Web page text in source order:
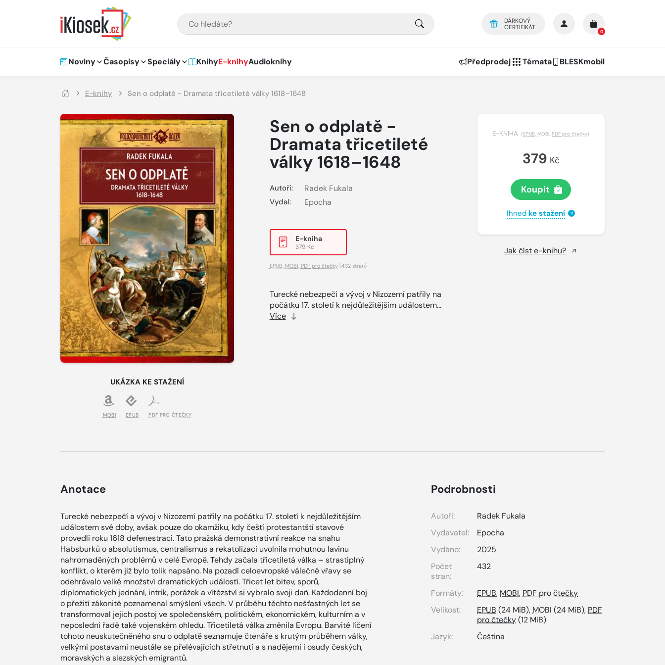
DÁRKOVÝ
CERTIFIKÁT
0
Hlavní navigace
Noviny Časopisy Speciály KnihyE-knihyAudioknihy Předprodej Témata BLESKmobil
E-knihy Sen o odplatě - Dramata třicetileté války 1618–1648
UKÁZKA KE STAŽENÍ
MOBI EPUB PDF PRO ČTEČKY
Sen o odplatě -
Dramata třicetileté
války 1618–1648
Autoři: Radek Fukala
Vydal: Epocha
E-kniha
379 Kč
EPUB MOBI PDF pro čtečky(432 stran)
Turecké nebezpečí a vývoj v Nizozemí patřily na
počátku 17. století k nejdůležitějším událostem...
Více
E-KNIHA (EPUB, MOBI, PDF pro čtečky)
379 Kč
Koupit
Ihned ke stažení ?
Jak číst e-knihu?
Anotace
Turecké nebezpečí a vývoj v Nizozemí patřily na počátku 17. století k nejdůležitějším
událostem své doby, avšak pouze do okamžiku, kdy čeští protestantští stavové
provedli roku 1618 defenestraci. Tato pražská demonstrativní reakce na snahu
Habsburků o absolutismus, centralismus a rekatolizaci uvolnila mohutnou lavinu
nahromaděných problémů v celé Evropě. Tehdy začala třicetiletá válka – strastiplný
konflikt, o kterém již bylo tolik napsáno. Na pozadí celoevropské válečné vřavy se
odehrávalo velké množství dramatických událostí. Třicet let bitev, sporů,
diplomatických jednání, intrik, porážek a vítězství si vybralo svoji daň. Každodenní boj
o přežití zákonitě poznamenal smýšlení všech. V průběhu těchto nešťastných let se
transformoval jejich postoj ve společenském, politickém, ekonomickém, kulturním a v
neposlední řadě také vojenském ohledu. Třicetiletá válka změnila Evropu. Barvité líčení
tohoto neuskutečněného snu o odplatě seznamuje čtenáře s krutým průběhem války,
velkými postavami neustále se přelévajících střetnutí a s nadějemi i osudy českých,
moravských a slezských emigrantů.
Podrobnosti
Autoři:
Radek Fukala
Vydavatel:
Epocha
Vydáno:
2025
Počet
stran:
432
Formáty: EPUB, MOBI, PDF pro čtečky
Velikost:
EPUB (24 MiB), MOBI (24 MiB), PDF
pro čtečky(12 MiB)
Jazyk:
Čeština